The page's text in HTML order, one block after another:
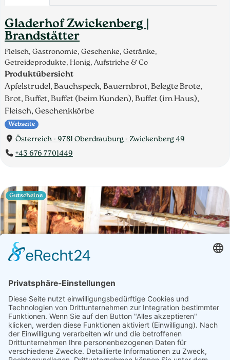
Gladerhof Zwickenberg |
Brandstätter
Fleisch, Gastronomie, Geschenke, Getränke,
Getreideprodukte, Honig, Aufstriche & Co
Produktübersicht
Apfelstrudel, Bauchspeck, Bauernbrot, Belegte Brote,
Brot, Buffet, Buffet (beim Kunden), Buffet (im Haus),
Fleisch, Geschenkkörbe
Webseite
Österreich - 9781 Oberdrauburg - Zwickenberg 49
+43 676 7701449
Betrieb Öffnungszeiten
Kaltenhofer GesbR | Fleischerei &
Catering
Gutscheine